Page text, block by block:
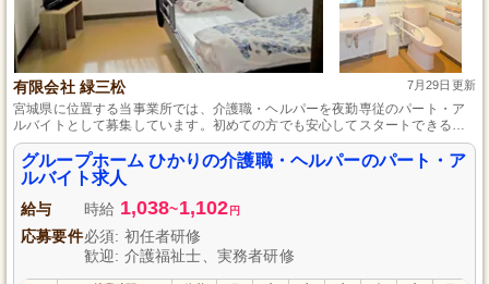
有限会社 緑三松 7月29日更新
宮城県に位置する当事業所では、介護職・ヘルパーを夜勤専従のパート・ア
ルバイトとして募集しています。初めての方でも安心してスタートできるよ
う、新人研修や定期的な勉強会があり、介護の基本をしっかりと学べます。
マイカー通勤が可能で駐車場も完備しているため、勤務後はお買い物や帰宅
の際もスムーズです。
グループホーム ひかりの介護職・ヘルパーのパート・ア
ルバイト求人
給与 時給 1,038~1,102 円
応募要件必須: 初任者研修
歓迎: 介護福祉士、実務者研修